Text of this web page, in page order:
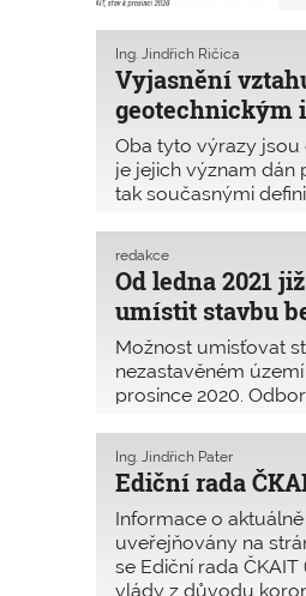
Vyjasnění
geotechnickým
Ing. Jindřich Řičica
Oba tyto výrazy
je jejich význam dán
tak současnými
kolegů a
Od ledna 2021
umístit stavbu
redakce
Možnost umisťovat
nezastavěném
prosince 2020.
Ediční rada
Ing. Jindřich Pater
Informace o
uveřejňovány na
se Ediční rada
vlády z důvodu